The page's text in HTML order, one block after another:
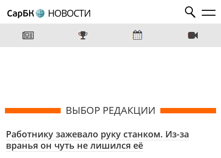
НОВОСТИ
ВЫБОР РЕДАКЦИИ
Работнику зажевало руку станком. Из-за
вранья он чуть не лишился её